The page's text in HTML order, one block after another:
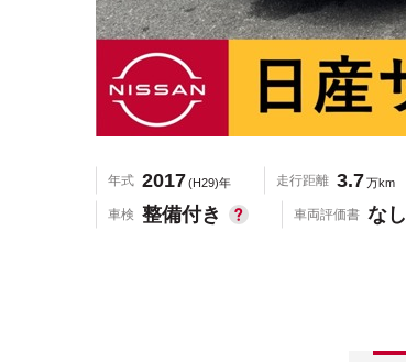
年式 2017(H29)年 走行距離 3.7万km
車検 整備付き 車両評価書 なし